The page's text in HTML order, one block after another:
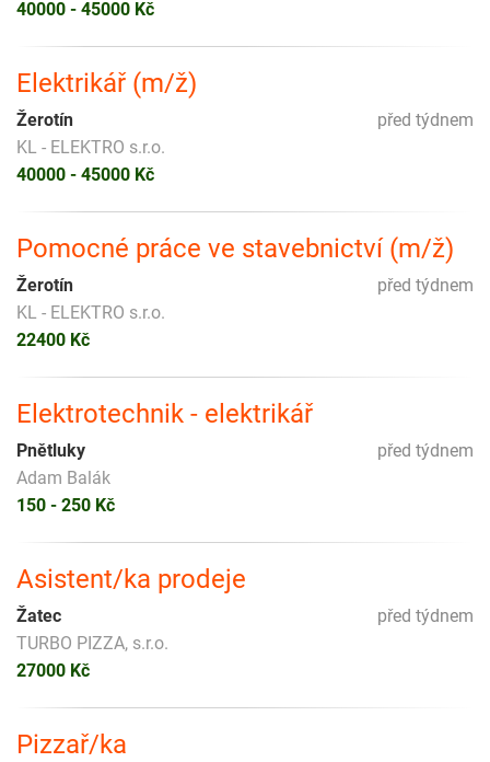
40000 - 45000 Kč
Elektrikář (m/ž)
před týdnem
Žerotín
KL - ELEKTRO s.r.o.
40000 - 45000 Kč
Pomocné práce ve stavebnictví (m/ž)
před týdnem
Žerotín
KL - ELEKTRO s.r.o.
22400 Kč
Elektrotechnik - elektrikář
před týdnem
Pnětluky
Adam Balák
150 - 250 Kč
Asistent/ka prodeje
před týdnem
Žatec
TURBO PIZZA, s.r.o.
27000 Kč
Pizzař/ka